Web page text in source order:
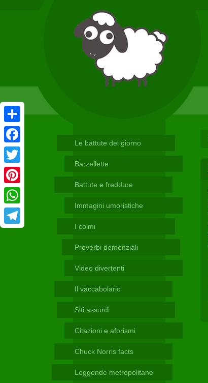
Le battute del giorno
Barzellette
Battute e freddure
Immagini umoristiche
I colmi
Proverbi demenziali
Video divertenti
Il vaccabolario
Siti assurdi
Citazioni e aforismi
Chuck Norris facts
Leggende metropolitane
Condividi
Facebook
Twitter
Pinterest
WhatsApp